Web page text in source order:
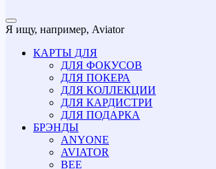
Я ищу, например, Aviator
КАРТЫ ДЛЯ
ДЛЯ ФОКУСОВ
ДЛЯ ПОКЕРА
ДЛЯ КОЛЛЕКЦИИ
ДЛЯ КАРДИСТРИ
ДЛЯ ПОДАРКА
БРЭНДЫ
ANYONE
AVIATOR
BEE